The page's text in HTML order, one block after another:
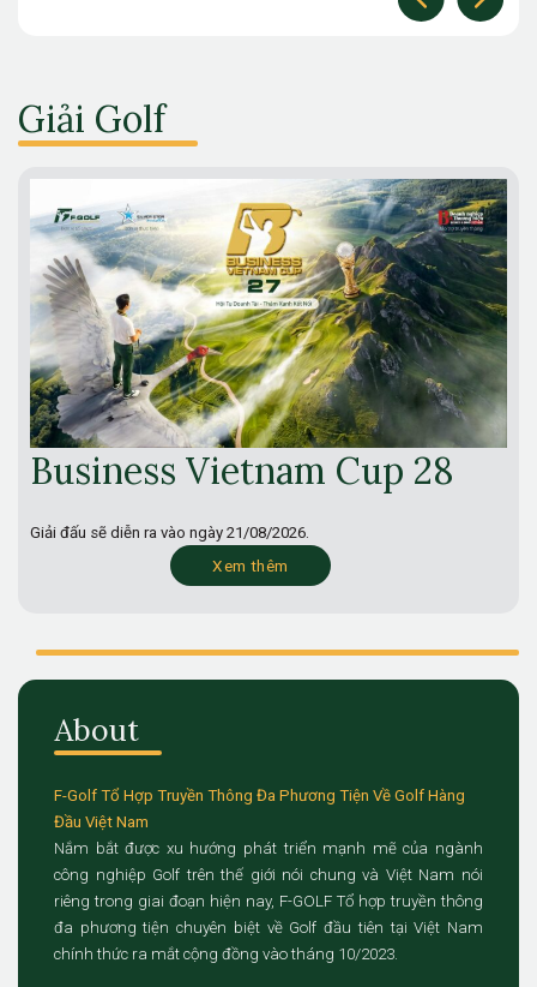
Giải Golf
Business Vietnam Cup 28
Giải đấu sẽ diễn ra vào ngày 21/08/2026.
Xem thêm
About
F-Golf Tổ Hợp Truyền Thông Đa Phương Tiện Về Golf Hàng
Đầu Việt Nam
Nắm bắt được xu hướng phát triển mạnh mẽ của ngành
công nghiệp Golf trên thế giới nói chung và Việt Nam nói
riêng trong giai đoạn hiện nay, F-GOLF Tổ hợp truyền thông
đa phương tiện chuyên biệt về Golf đầu tiên tại Việt Nam
chính thức ra mắt cộng đồng vào tháng 10/2023.